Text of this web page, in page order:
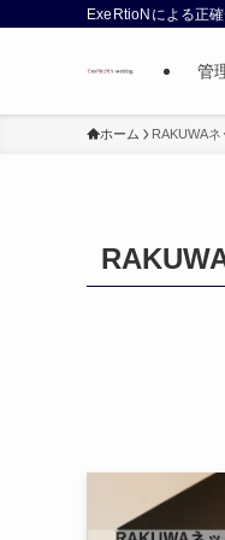
ExeRtioNによる正
管
ホーム RAKUWA